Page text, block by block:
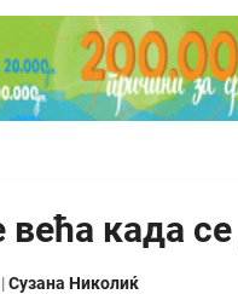
већа када
Сузана Николиќ